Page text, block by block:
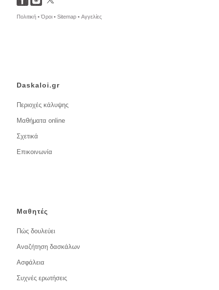
Πολιτική •Όροι • Sitemap • Αγγελίες
Daskaloi.gr
Περιοχές κάλυψης
Μαθήματα online
Σχετικά
Επικοινωνία
Μαθητές
Πώς δουλεύει
Αναζήτηση δασκάλων
Ασφάλεια
Συχνές ερωτήσεις